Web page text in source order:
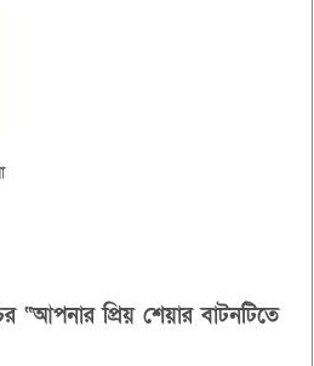
“আপনার প্রিয় শেয়ার বাটনটিতে